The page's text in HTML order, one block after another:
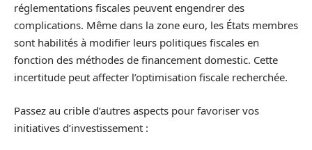
réglementations fiscales peuvent engendrer des
complications. Même dans la zone euro, les États membres
sont habilités à modifier leurs politiques fiscales en
fonction des méthodes de financement domestic. Cette
incertitude peut affecter l’optimisation fiscale recherchée.
Passez au crible d’autres aspects pour favoriser vos
initiatives d’investissement :